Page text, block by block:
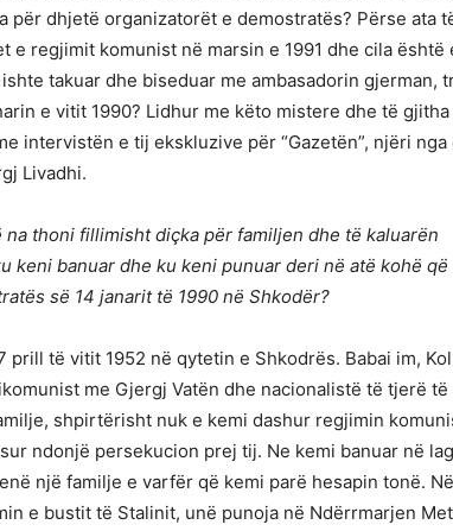
për dhjetë organizatorët e demostratës? Përse ata
e regjimit komunist në marsin e 1991 dhe cila
takuar dhe biseduar me ambasadorin gjerman,
e vitit 1990? Lidhur me këto mistere dhe të
intervistën e tij ekskluzive për “Gazetën”, njëri
Livadhi.
na thoni fillimisht diçka për familjen dhe të kaluarën
keni banuar dhe ku keni punuar deri në atë kohë
së 14 janarit të 1990 në Shkodër?
prill të vitit 1952 në qytetin e Shkodrës. Babai im,
me Gjergj Vatën dhe nacionalistë të tjerë
shpirtërisht nuk e kemi dashur regjimin
ndonjë persekucion prej tij. Ne kemi banuar në
një familje e varfër që kemi parë hesapin tonë.
e bustit të Stalinit, unë punoja në Ndërrmarjen